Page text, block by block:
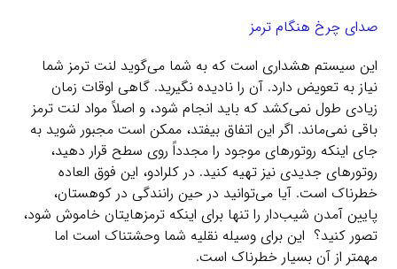
صدای چرخ هنگام ترمز
این سیستم هشداری است که به شما می‌گوید لنت ترمز شما
نیاز به تعویض دارد. آن را نادیده نگیرید. گاهی اوقات زمان
زیادی طول نمی‌کشد که باید انجام شود، و اصلاً مواد لنت ترمز
باقی نمی‌ماند. اگر این اتفاق بیفتد، ممکن است مجبور شوید به
جای اینکه روتورهای موجود را مجدداً روی سطح قرار دهید،
روتورهای جدیدی نیز تهیه کنید. در کلرادو، این فوق العاده
خطرناک است. آیا می‌توانید در حین رانندگی در کوهستان،
پایین آمدن شیب‌دار را تنها برای اینکه ترمزهایتان خاموش شود،
تصور کنید؟ این برای وسیله نقلیه شما وحشتناک است اما
مهمتر از آن بسیار خطرناک است.